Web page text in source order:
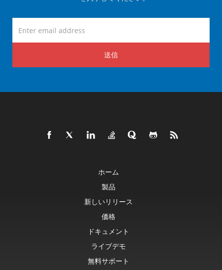
送信
ホーム
製品
新しいリリース
価格
ドキュメント
ライブデモ
無料サポート